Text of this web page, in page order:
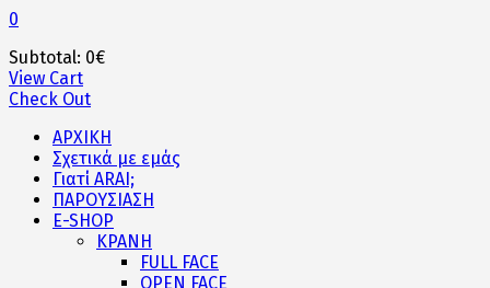
0
Subtotal: 0€
View Cart
Check Out
ΑΡΧΙΚΗ
Σχετικά με εμάς
Γιατί ARAI;
ΠΑΡΟΥΣΙΑΣΗ
E-SHOP
ΚΡΑΝΗ
FULL FACE
OPEN FACE